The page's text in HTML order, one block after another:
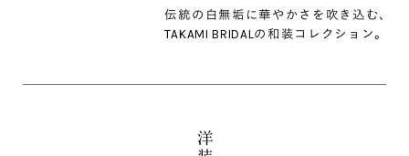
伝統の白無垢に華やかさを吹き込む､
TAKAMI BRIDALの和装コレクション｡
洋